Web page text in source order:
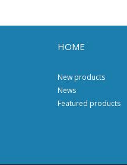
HOME
New products
News
Featured products